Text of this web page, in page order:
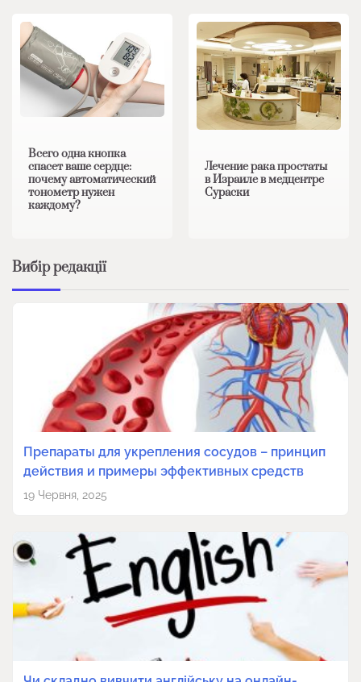
Всего одна кнопка
спасет ваше сердце:
почему автоматический
тонометр нужен
каждому?
Лечение рака простаты
в Израиле в медцентре
Сураски
Вибір редакції
Препараты для укрепления сосудов – принцип
действия и примеры эффективных средств
19 Червня, 2025